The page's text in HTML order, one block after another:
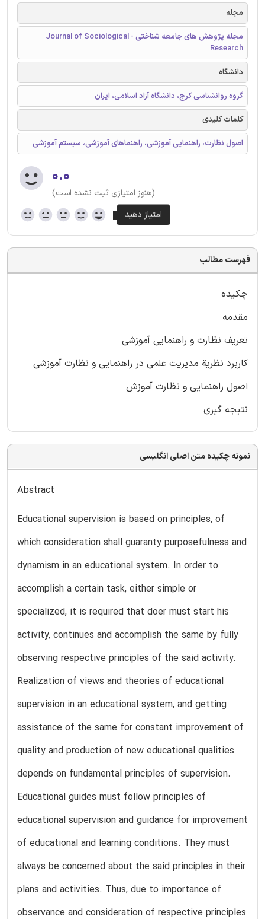
مجله
مجله پژوهش های جامعه شناختی - Journal of Sociological
Research
دانشگاه
گروه روانشناسی کرج، دانشگاه آزاد اسلامی، ایران
کلمات کلیدی
اصول نظارت، راهنمایی آموزشی، راهنماهای آموزشی، سیستم آموزشی
۰.۰
(هنوز امتیازی ثبت نشده است)
فهرست مطالب
چکیده
مقدمه
تعریف نظارت و راهنمایی آموزشی
کاربرد نظریة مدیریت علمی در راهنمایی و نظارت آموزشی
اصول راهنمایی و نظارت آموزش
نتیجه گیری
نمونه چکیده متن اصلی انگلیسی
Abstract
Educational supervision is based on principles, of
which consideration shall guaranty purposefulness and
dynamism in an educational system. In order to
accomplish a certain task, either simple or
specialized, it is required that doer must start his
activity, continues and accomplish the same by fully
observing respective principles of the said activity.
Realization of views and theories of educational
supervision in an educational system, and getting
assistance of the same for constant improvement of
quality and production of new educational qualities
depends on fundamental principles of supervision.
Educational guides must follow principles of
educational supervision and guidance for improvement
of educational and learning conditions. They must
always be concerned about the said principles in their
plans and activities. Thus, due to importance of
observance and consideration of respective principles